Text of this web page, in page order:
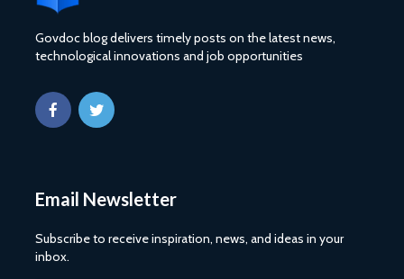
Govdoc blog delivers timely posts on the latest news,
technological innovations and job opportunities
Email Newsletter
Subscribe to receive inspiration, news, and ideas in your
inbox.